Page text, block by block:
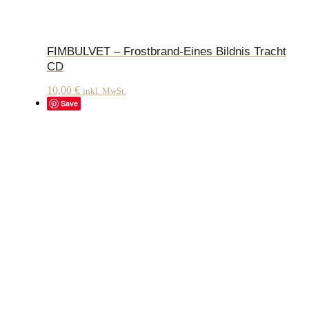
FIMBULVET – Frostbrand-Eines Bildnis Tracht
CD
10,00 € inkl. MwSt.
Save